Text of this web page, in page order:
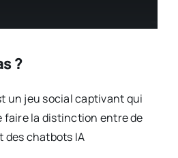
?
un jeu social captivant qui
faire la distinction entre de
des chatbots IA